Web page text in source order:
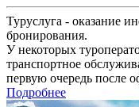
Туруслуга - оказание
бронирования.
У некоторых
транспортное
первую очередь после
Подробнее